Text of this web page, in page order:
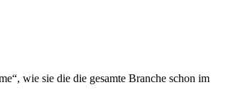
wie sie die die gesamte Branche schon im